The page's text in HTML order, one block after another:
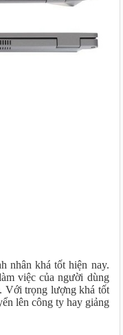
nhân khá tốt hiện nay.
việc của người dùng
Với trọng lượng khá tốt
lên công ty hay giảng